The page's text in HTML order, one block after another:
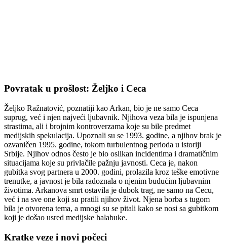
Povratak u prošlost: Željko i Ceca
Željko Ražnatović, poznatiji kao Arkan, bio je ne samo Ceca
suprug, već i njen najveći ljubavnik. Njihova veza bila je ispunjena
strastima, ali i brojnim kontroverzama koje su bile predmet
medijskih spekulacija. Upoznali su se 1993. godine, a njihov brak je
ozvaničen 1995. godine, tokom turbulentnog perioda u istoriji
Srbije. Njihov odnos često je bio oslikan incidentima i dramatičnim
situacijama koje su privlačile pažnju javnosti. Ceca je, nakon
gubitka svog partnera u 2000. godini, prolazila kroz teške emotivne
trenutke, a javnost je bila radoznala o njenim budućim ljubavnim
životima. Arkanova smrt ostavila je dubok trag, ne samo na Cecu,
već i na sve one koji su pratili njihov život. Njena borba s tugom
bila je otvorena tema, a mnogi su se pitali kako se nosi sa gubitkom
koji je došao usred medijske halabuke.
Kratke veze i novi počeci